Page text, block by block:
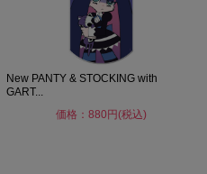
New PANTY & STOCKING with
GART...
価格：880円(税込)